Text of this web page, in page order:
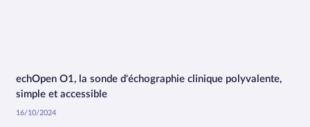
1:07
echOpen O1, la sonde d'échographie clinique polyvalente,
simple et accessible
16/10/2024